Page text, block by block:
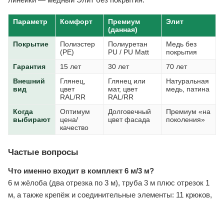
Параметр Комфорт
Премиум
(данная)
Элит
Покрытие
Полиэстер
(PE)
Полиуретан
PU / PU Matt
Медь без
покрытия
Гарантия
15 лет 30 лет
70 лет
Внешний
вид
Глянец,
цвет
RAL/RR
Глянец или
мат, цвет
RAL/RR
Натуральная
медь, патина
Когда
выбирают
Оптимум
цена/
качество
Долговечный
цвет фасада
Премиум «на
поколения»
Частые вопросы
Что именно входит в комплект 6 м/3 м?
6 м жёлоба (два отрезка по 3 м), труба 3 м плюс отрезок 1
м, а также крепёж и соединительные элементы: 11 крюков,